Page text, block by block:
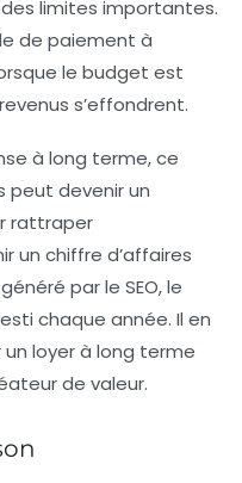
limites importantes.
de paiement à
le budget est
s’effondrent.
à long terme, ce
peut devenir un
rattraper
un chiffre d’affaires
par le SEO, le
chaque année. Il en
un loyer à long terme
de valeur.